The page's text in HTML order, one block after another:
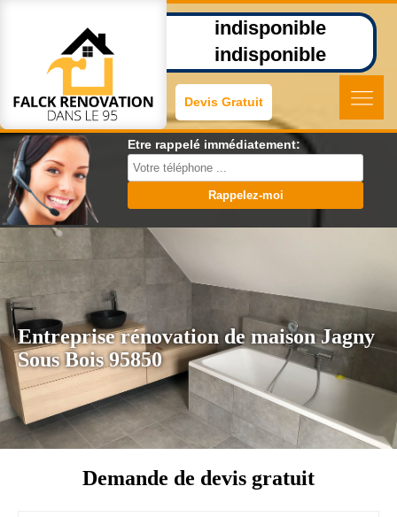
indisponible
indisponible
Devis Gratuit
Etre rappelé immédiatement:
Entreprise rénovation de maison Jagny
Sous Bois 95850
Demande de devis gratuit